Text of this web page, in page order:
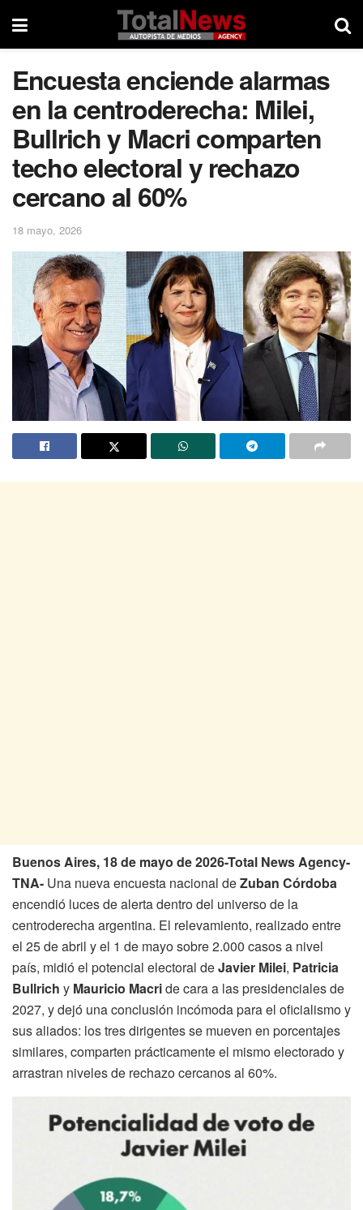
Encuesta enciende alarmas
en la centroderecha: Milei,
Bullrich y Macri comparten
techo electoral y rechazo
cercano al 60%
18 mayo, 2026
Buenos Aires, 18 de mayo de 2026-Total News Agency-
TNA- Una nueva encuesta nacional deZuban Córdoba
encendió luces de alerta dentro del universo de la
centroderecha argentina. El relevamiento, realizado entre
el 25 de abril y el 1 de mayo sobre 2.000 casos a nivel
país, midió el potencial electoral deJavier Milei, Patricia
Bullrich y Mauricio Macride cara a las presidenciales de
2027, y dejó una conclusión incómoda para el oficialismo y
sus aliados: los tres dirigentes se mueven en porcentajes
similares, comparten prácticamente el mismo electorado y
arrastran niveles de rechazo cercanos al 60%.